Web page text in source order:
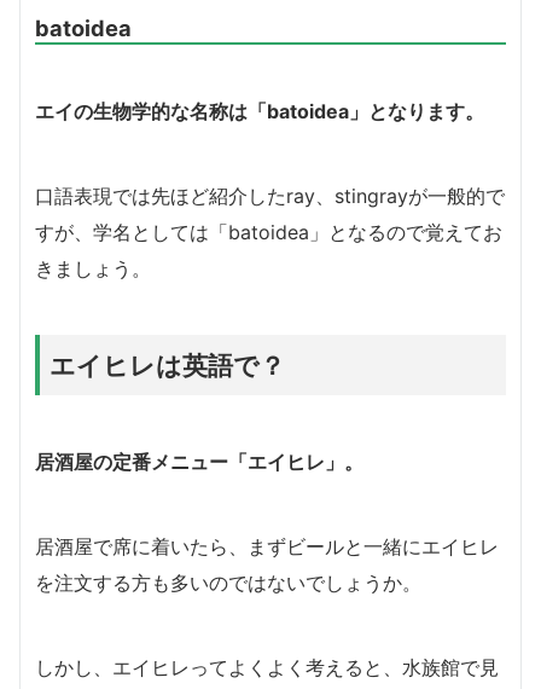
batoidea
エイの生物学的な名称は「batoidea」となります。
口語表現では先ほど紹介したray、stingrayが一般的で
すが、学名としては「batoidea」となるので覚えてお
きましょう。
エイヒレは英語で？
居酒屋の定番メニュー「エイヒレ」。
居酒屋で席に着いたら、まずビールと一緒にエイヒレ
を注文する方も多いのではないでしょうか。
しかし、エイヒレってよくよく考えると、水族館で見